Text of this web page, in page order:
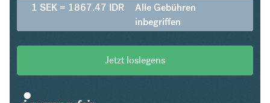
1 SEK = 1867.47 IDR
Alle Gebühren
inbegriffen
Jetzt loslegens